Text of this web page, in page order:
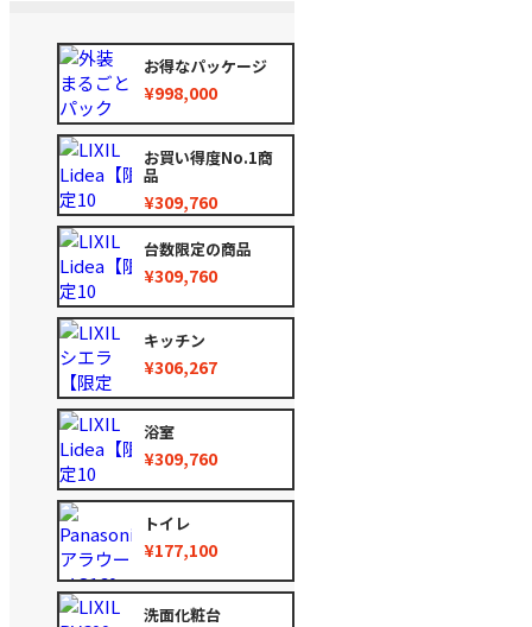
お得なパッケージ
¥998,000
お買い得度No.1商
品
¥309,760
台数限定の商品
¥309,760
キッチン
¥306,267
浴室
¥309,760
トイレ
¥177,100
洗面化粧台